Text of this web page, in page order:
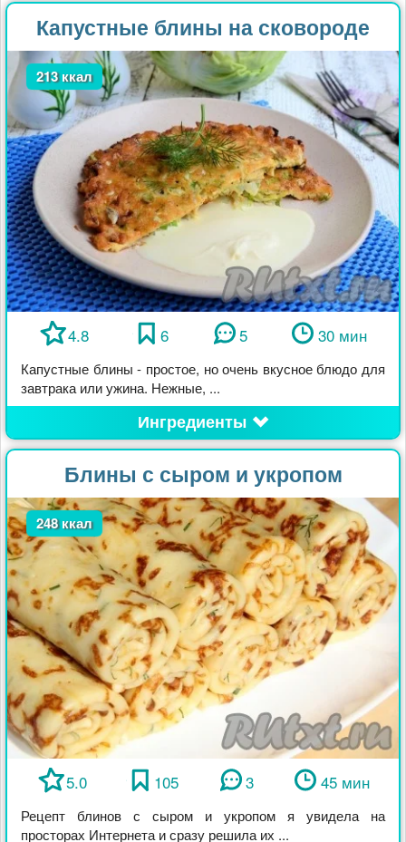
Капустные блины на сковороде
213 ккал
4.8 6 5 30 мин
Капустные блины - простое, но очень вкусное блюдо для
завтрака или ужина. Нежные, ...
Ингредиенты
Блины с сыром и укропом
248 ккал
5.0 105 3 45 мин
Рецепт блинов с сыром и укропом я увидела на
просторах Интернета и сразу решила их ...